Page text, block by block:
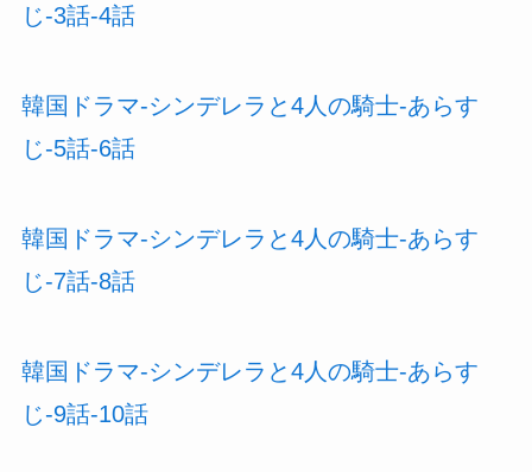
じ-3話-4話
韓国ドラマ-シンデレラと4人の騎士-あらす
じ-5話-6話
韓国ドラマ-シンデレラと4人の騎士-あらす
じ-7話-8話
韓国ドラマ-シンデレラと4人の騎士-あらす
じ-9話-10話